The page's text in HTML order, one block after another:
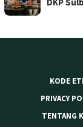
KODE
PRIVACY
TENTANG